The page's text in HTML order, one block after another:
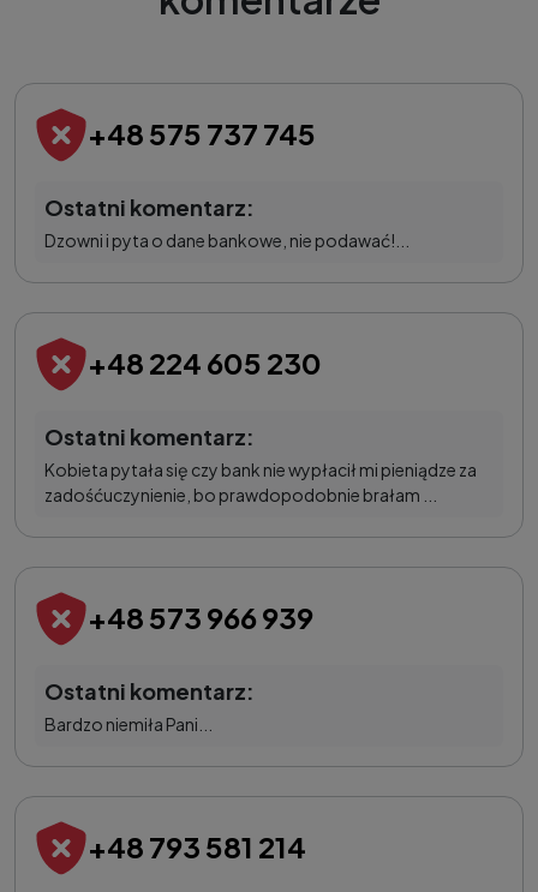
+48 575 737 745
Ostatni komentarz:
Dzowni i pyta o dane bankowe, nie podawać!...
+48 224 605 230
Ostatni komentarz:
Kobieta pytała się czy bank nie wypłacił mi pieniądze za
zadośćuczynienie, bo prawdopodobnie brałam ...
+48 573 966 939
Ostatni komentarz:
Bardzo niemiła Pani...
+48 793 581 214